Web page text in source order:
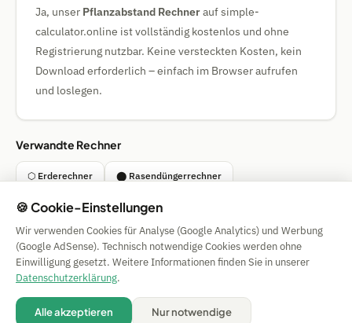
Ja, unser Pflanzabstand Rechnerauf simple-
calculator.online ist vollständig kostenlos und ohne
Registrierung nutzbar. Keine versteckten Kosten, kein
Download erforderlich – einfach im Browser aufrufen
und loslegen.
Verwandte Rechner
⬡ Erderechner ⬤ Rasendüngerrechner
⊕ Regenwassertankrechner
Impressum
| Privacy | Terms |
🍪 Cookies
Alle Angaben ohne Gewähr. © 2026 CAESS GmbH
🍪 Cookie-Einstellungen
Wir verwenden Cookies für Analyse (Google Analytics) und Werbung
(Google AdSense). Technisch notwendige Cookies werden ohne
Einwilligung gesetzt. Weitere Informationen finden Sie in unserer
Datenschutzerklärung.
Alle akzeptieren Nur notwendige